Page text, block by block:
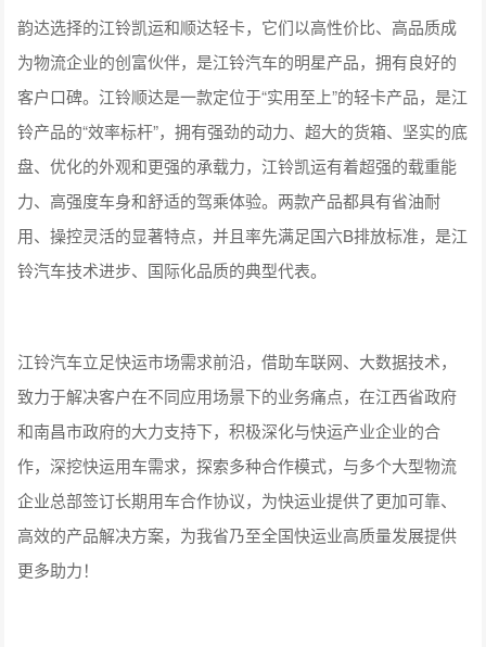
韵达选择的江铃凯运和顺达轻卡，它们以高性价比、高品质成
为物流企业的创富伙伴，是江铃汽车的明星产品，拥有良好的
客户口碑。江铃顺达是一款定位于“实用至上”的轻卡产品，是江
铃产品的“效率标杆”，拥有强劲的动力、超大的货箱、坚实的底
盘、优化的外观和更强的承载力，江铃凯运有着超强的载重能
力、高强度车身和舒适的驾乘体验。两款产品都具有省油耐
用、操控灵活的显著特点，并且率先满足国六B排放标准，是江
铃汽车技术进步、国际化品质的典型代表。
江铃汽车立足快运市场需求前沿，借助车联网、大数据技术，
致力于解决客户在不同应用场景下的业务痛点，在江西省政府
和南昌市政府的大力支持下，积极深化与快运产业企业的合
作，深挖快运用车需求，探索多种合作模式，与多个大型物流
企业总部签订长期用车合作协议，为快运业提供了更加可靠、
高效的产品解决方案，为我省乃至全国快运业高质量发展提供
更多助力！